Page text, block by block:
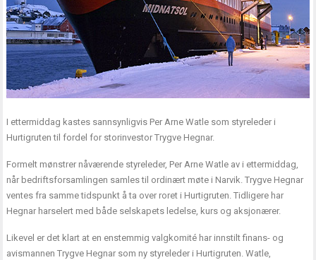
I ettermiddag kastes sannsynligvis Per Arne Watle som styreleder i
Hurtigruten til fordel for storinvestor Trygve Hegnar.
Formelt mønstrer nåværende styreleder, Per Arne Watle av i ettermiddag,
når bedriftsforsamlingen samles til ordinært møte i Narvik. Trygve Hegnar
ventes fra samme tidspunkt å ta over roret i Hurtigruten. Tidligere har
Hegnar harselert med både selskapets ledelse, kurs og aksjonærer.
Likevel er det klart at en enstemmig valgkomité har innstilt finans- og
avismannen Trygve Hegnar som ny styreleder i Hurtigruten. Watle,